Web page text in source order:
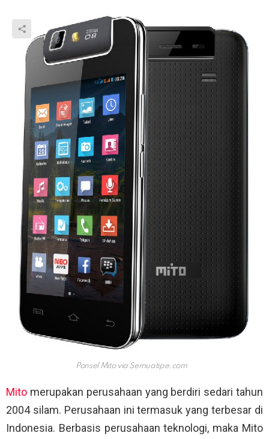
Ponsel Mito viaSemuatipe.com
Mito merupakan perusahaan yang berdiri sedari tahun
2004 silam. Perusahaan ini termasuk yang terbesar di
Indonesia. Berbasis perusahaan teknologi, maka Mito